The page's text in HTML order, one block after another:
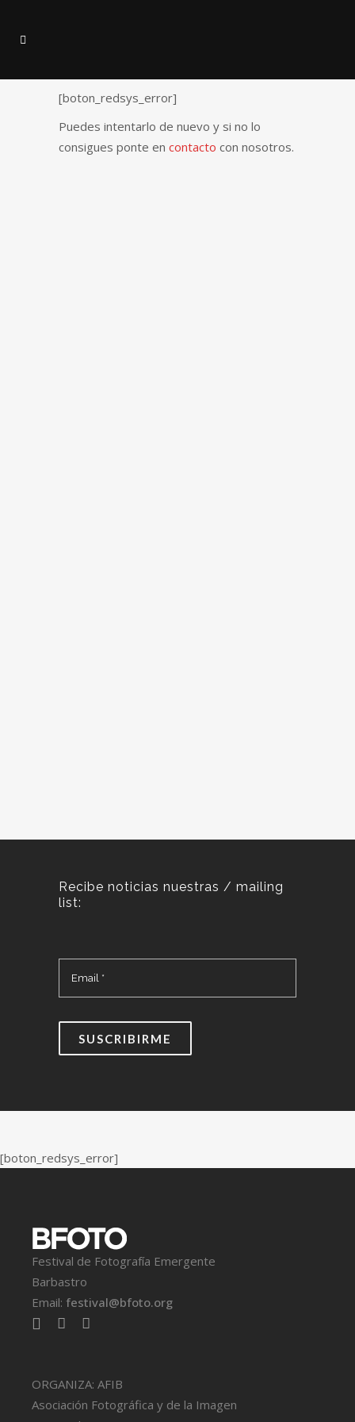
[boton_redsys_error]
Puedes intentarlo de nuevo y si no lo
consigues ponte en contacto con nosotros.
Recibe noticias nuestras / mailing
list:
[boton_redsys_error]
Festival de Fotografía Emergente
Barbastro
Email: festival@bfoto.org
ORGANIZA: AFIB
Asociación Fotográfica y de la Imagen